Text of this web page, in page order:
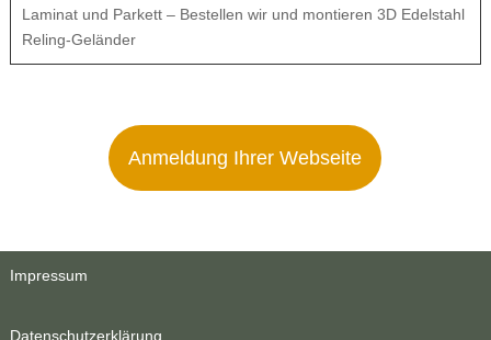
Laminat und Parkett – Bestellen wir und montieren 3D Edelstahl
Reling-Geländer
Anmeldung Ihrer Webseite
Impressum
Datenschutzerklärung